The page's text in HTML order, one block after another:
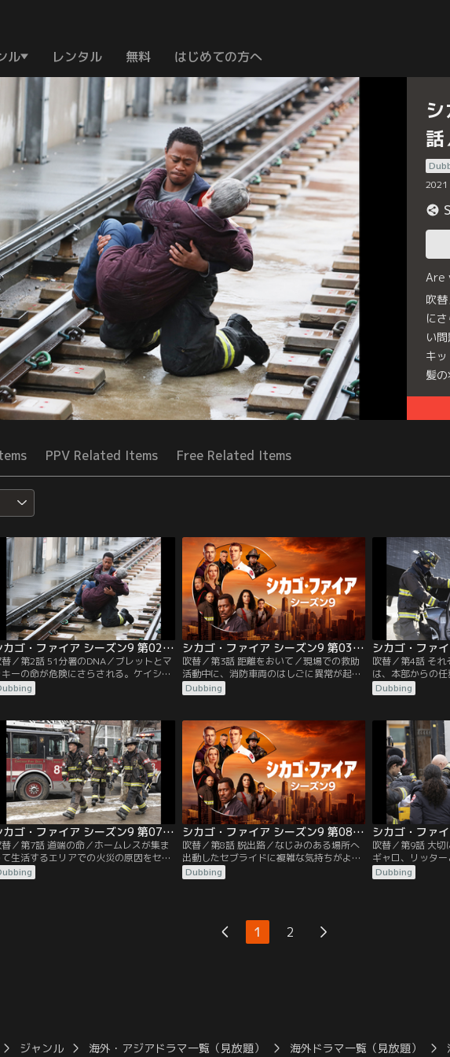
ル レンタル 無料 はじめての方へ
2021
Are
吹
に
い
キ
髪
PPV Related Items Free Related Items
シカゴ・ファイア シーズン9 第02話／吹替
替／第2話 51分署のDNA／ブレットとマ
キーの命が危険にさらされる。ケイシー
レットは簡単には答えが出せない問題
面する。セブライドは仲間の思い出を
ける。リッターが危機一髪の状況に立
向かい、ぎりぎりの判断を迫られる。
シカゴ・ファイア シーズン9 第03話／吹替
吹替／第3話 距離をおいて／現場での救助
活動中に、消防車両のはしごに異常が起こ
る。マウチはショックを受け、自らの能力
を疑う。キッドはセブライドのサポートを
来について話し合う。
Dubbing
吹替／第4話 そ
は、本部からの
い人と関わりを
爆発が起きた解
出る。マウチが
Dubbing
シカゴ・ファイア シーズン9 第07話／吹替
替／第7話 道端の命／ホームレスが集ま
て生活するエリアでの火災の原因をセブ
ドとケイシーが調査する。クルースは
で危うく大ケガをしそうになり動揺す
シカゴ・ファイア シーズン9 第08話／吹替
吹替／第8話 脱出路／なじみのある場所へ
出動したセブライドに複雑な気持ちがよみ
がえる。休暇を取るハーマンの代わりに来
た小隊長を、ケイシーが冷たくあしらう。
Dubbing
吹替／第9話 大
ギャロ、リッタ
する。頭に打撲
を絶する痛みを
Dubbing
1 2
ジャンル 海外・アジアドラマ一覧（見放題） 海外ドラマ一覧（見放題）